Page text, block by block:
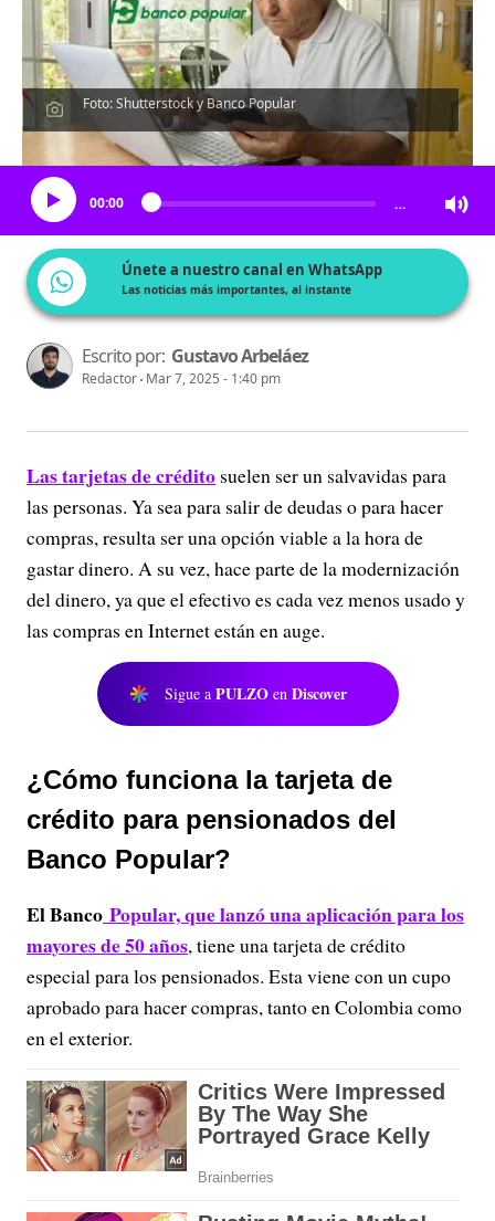
Foto: Shutterstock y Banco Popular
Escucha el artículo
00:00 …
Únete a nuestro canal en WhatsApp
Las noticias más importantes, al instante
Escrito por: Gustavo Arbeláez
Redactor Mar 7, 2025 - 1:40 pm
Las tarjetas de crédito suelen ser un salvavidas para
las personas. Ya sea para salir de deudas o para hacer
compras, resulta ser una opción viable a la hora de
gastar dinero. A su vez, hace parte de la modernización
del dinero, ya que el efectivo es cada vez menos usado y
las compras en Internet están en auge.
Sigue a PULZO en Discover
¿Cómo funciona la tarjeta de
crédito para pensionados del
Banco Popular?
El Banco Popular, que lanzó una aplicación para los
mayores de 50 años, tiene una tarjeta de crédito
especial para los pensionados. Esta viene con un cupo
aprobado para hacer compras, tanto en Colombia como
en el exterior.